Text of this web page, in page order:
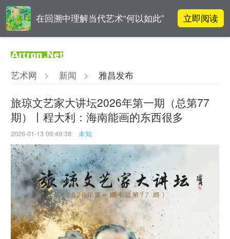
在回溯中理解当代艺术“何以如此” 立即阅读
影响力榜单
阿拉里奥画廊上海转型：为何要成
为策展式艺术商业综合体？
吕晓：北京画院两个中心十年 跨学
科带来齐白石研究新突破
艺术网 > 新闻 > 雅昌发布
旅琼文艺家大讲坛2026年第一期（总第77
期）丨程大利：海南能画的东西很多
2026-01-13 09:49:38 未知